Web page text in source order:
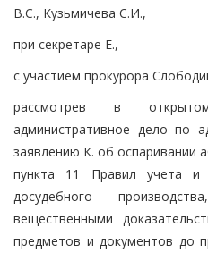
В.С., Кузьмичева С.И.,
при секретаре Е.,
с участием прокурора
рассмотрев в
административное дело по
заявлению К. об оспаривании
пункта 11 Правил учета и
досудебного
вещественными
предметов и документов до